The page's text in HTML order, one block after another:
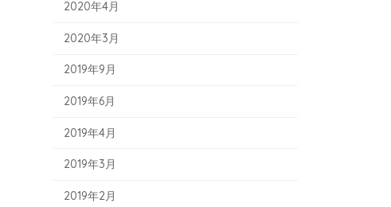
2020年4月
2020年3月
2019年9月
2019年6月
2019年4月
2019年3月
2019年2月